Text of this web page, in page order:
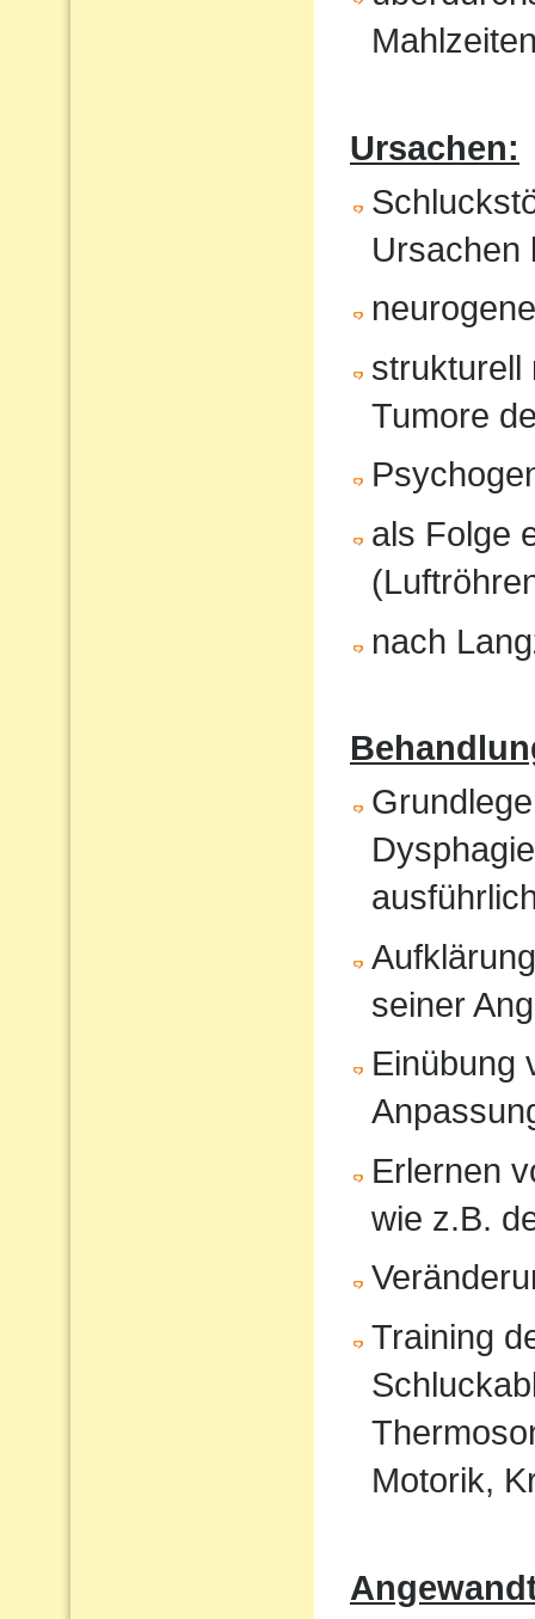
Ursachen:
Ursachen
strukturell
Tumore
als Folge
nach
seiner
Einübung
Erlernen
wie z.B.
Training
Motorik,